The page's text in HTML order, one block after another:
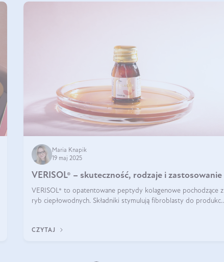
Maria Knapik
19 maj 2025
VERISOL® – skuteczność, rodzaje i zastosowanie
VERISOL® to opatentowane peptydy kolagenowe pochodzące z
ryb ciepłowodnych. Składniki stymulują fibroblasty do produkcji
komórek skóry.
CZYTAJ